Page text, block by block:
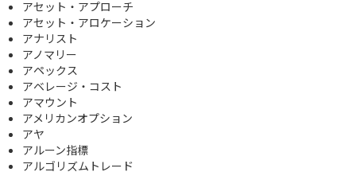
アセット・アプローチ
アセット・アロケーション
アナリスト
アノマリー
アペックス
アベレージ・コスト
アマウント
アメリカンオプション
アヤ
アルーン指標
アルゴリズムトレード